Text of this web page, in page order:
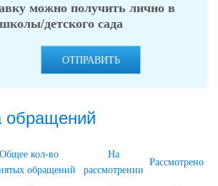
можно получить лично в
детского сада
ОТПРАВИТЬ
обращений
Общее кол-во
обращений
На
рассмотрении
Рассмотрено